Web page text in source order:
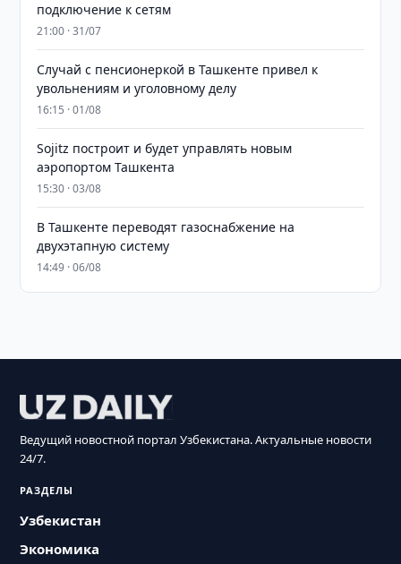
подключение к сетям
21:00 · 31/07
Случай с пенсионеркой в Ташкенте привел к
увольнениям и уголовному делу
16:15 · 01/08
Sojitz построит и будет управлять новым
аэропортом Ташкента
15:30 · 03/08
В Ташкенте переводят газоснабжение на
двухэтапную систему
14:49 · 06/08
Ведущий новостной портал Узбекистана. Актуальные новости
24/7.
РАЗДЕЛЫ
Узбекистан
Экономика